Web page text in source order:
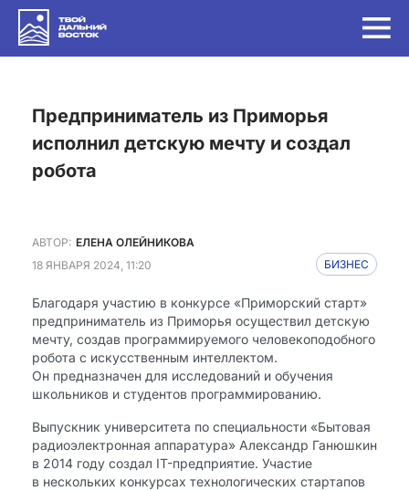
Предприниматель из Приморья
исполнил детскую мечту и создал
робота
АВТОР: ЕЛЕНА ОЛЕЙНИКОВА
18 ЯНВАРЯ 2024, 11:20
БИЗНЕС
Благодаря участию в конкурсе «Приморский старт»
предприниматель из Приморья осуществил детскую
мечту, создав программируемого человекоподобного
робота с искусственным интеллектом.
Он предназначен для исследований и обучения
школьников и студентов программированию.
Выпускник университета по специальности «Бытовая
радиоэлектронная аппаратура» Александр Ганюшкин
в 2014 году создал IT-предприятие. Участие
в нескольких конкурсах технологических стартапов